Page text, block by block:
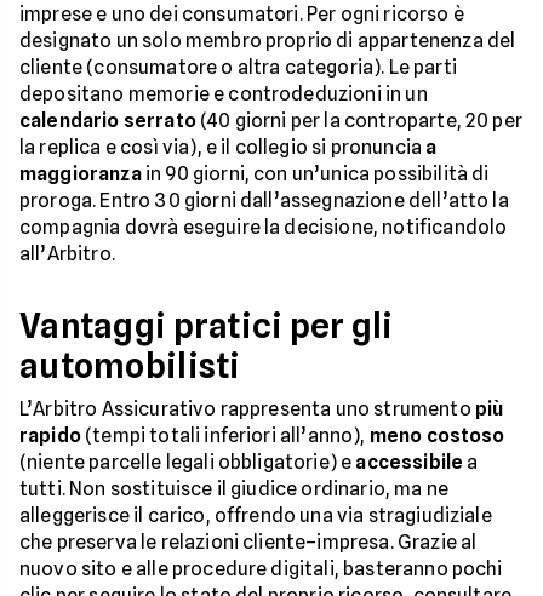
imprese e uno dei consumatori. Per ogni ricorso è
designato un solo membro proprio di appartenenza del
cliente (consumatore o altra categoria). Le parti
depositano memorie e controdeduzioni in un
calendario serrato(40 giorni per la controparte, 20 per
la replica e così via), e il collegio si pronuncia a
maggioranzain 90 giorni, con un’unica possibilità di
proroga. Entro 30 giorni dall’assegnazione dell’atto la
compagnia dovrà eseguire la decisione, notificandolo
all’Arbitro.
Vantaggi pratici per gli
automobilisti
L’Arbitro Assicurativo rappresenta uno strumento più
rapido(tempi totali inferiori all’anno), meno costoso
(niente parcelle legali obbligatorie) e accessibile a
tutti. Non sostituisce il giudice ordinario, ma ne
alleggerisce il carico, offrendo una via stragiudiziale
che preserva le relazioni cliente–impresa. Grazie al
nuovo sito e alle procedure digitali, basteranno pochi